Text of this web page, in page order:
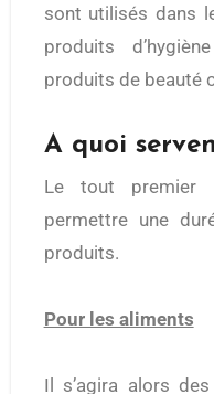
sont utilisés dans
produits
produits de beauté
A quoi
Le tout
permettre une
produits.
Pour les aliments
Il s’agira alors